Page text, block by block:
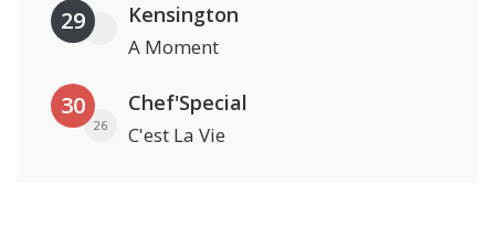
29 Kensington
A Moment
30
26
Chef'Special
C'est La Vie